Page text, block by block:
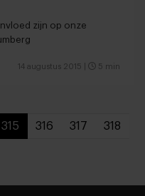
zijn op onze
14 augustus 2015 5 min
315 316 317 318